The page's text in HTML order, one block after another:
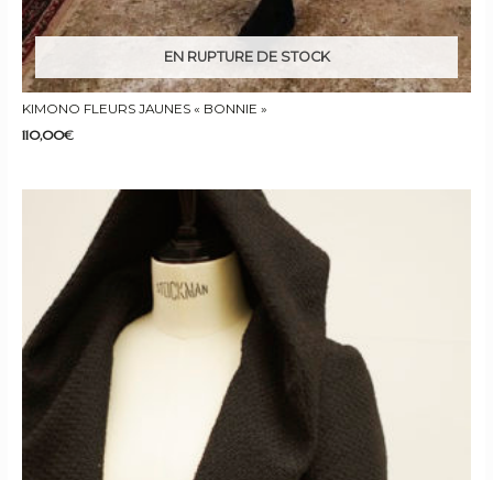
EN RUPTURE DE STOCK
KIMONO FLEURS JAUNES « BONNIE »
110,00€